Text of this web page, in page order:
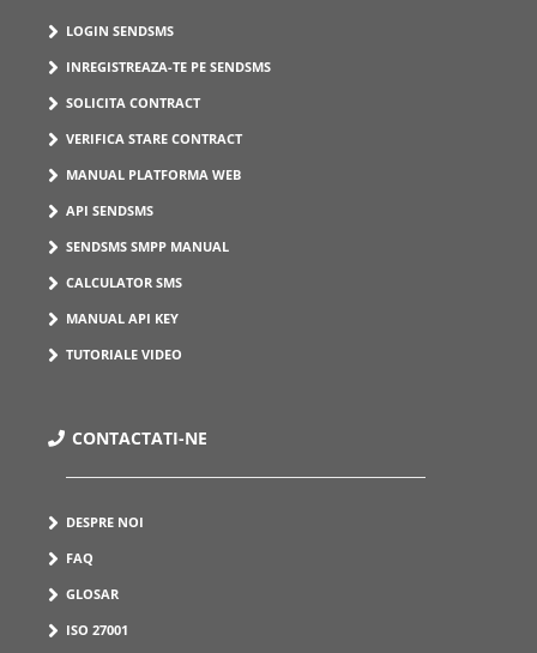
LOGIN SENDSMS
INREGISTREAZA-TE PE SENDSMS
SOLICITA CONTRACT
VERIFICA STARE CONTRACT
MANUAL PLATFORMA WEB
API SENDSMS
SENDSMS SMPP MANUAL
CALCULATOR SMS
MANUAL API KEY
TUTORIALE VIDEO
CONTACTATI-NE
DESPRE NOI
FAQ
GLOSAR
ISO 27001